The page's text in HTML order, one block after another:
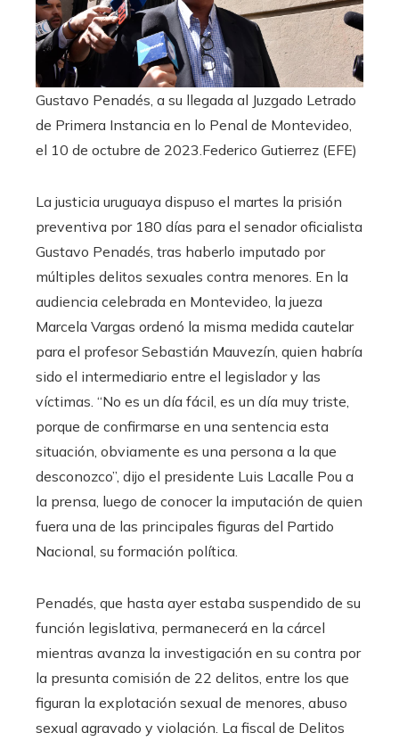
Gustavo Penadés, a su llegada al Juzgado Letrado
de Primera Instancia en lo Penal de Montevideo,
el 10 de octubre de 2023.Federico Gutierrez (EFE)
La justicia uruguaya dispuso el martes la prisión
preventiva por 180 días para el senador oficialista
Gustavo Penadés, tras haberlo imputado por
múltiples delitos sexuales contra menores. En la
audiencia celebrada en Montevideo, la jueza
Marcela Vargas ordenó la misma medida cautelar
para el profesor Sebastián Mauvezín, quien habría
sido el intermediario entre el legislador y las
víctimas. “No es un día fácil, es un día muy triste,
porque de confirmarse en una sentencia esta
situación, obviamente es una persona a la que
desconozco”, dijo el presidente Luis Lacalle Pou a
la prensa, luego de conocer la imputación de quien
fuera una de las principales figuras del Partido
Nacional, su formación política.
Penadés, que hasta ayer estaba suspendido de su
función legislativa, permanecerá en la cárcel
mientras avanza la investigación en su contra por
la presunta comisión de 22 delitos, entre los que
figuran la explotación sexual de menores, abuso
sexual agravado y violación. La fiscal de Delitos